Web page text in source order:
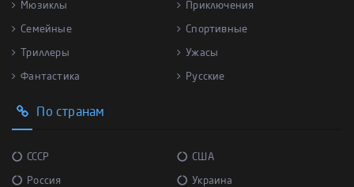
Мюзиклы Приключения
Семейные Спортивные
Триллеры Ужасы
Фантастика Русские
По странам
СССР США
Россия Украина